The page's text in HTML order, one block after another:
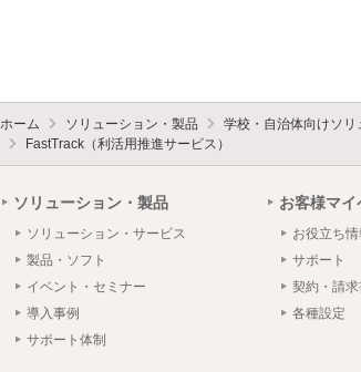
ホーム ソリューション・製品 学校・自治体向けソリ
FastTrack（利活用推進サービス）
ソリューション・製品
ソリューション・サービス
製品・ソフト
イベント・セミナー
導入事例
サポート体制
お客様マイ
お役立ち情
サポート
契約・請
各種設定